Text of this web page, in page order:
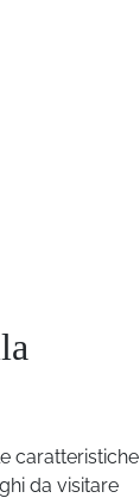
caratteristiche
da visitare